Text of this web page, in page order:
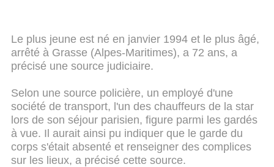
Le plus jeune est né en janvier 1994 et le plus âgé,
arrêté à Grasse (Alpes-Maritimes), a 72 ans, a
précisé une source judiciaire.
Selon une source policière, un employé d'une
société de transport, l'un des chauffeurs de la star
lors de son séjour parisien, figure parmi les gardés
à vue. Il aurait ainsi pu indiquer que le garde du
corps s'était absenté et renseigner des complices
sur les lieux, a précisé cette source.